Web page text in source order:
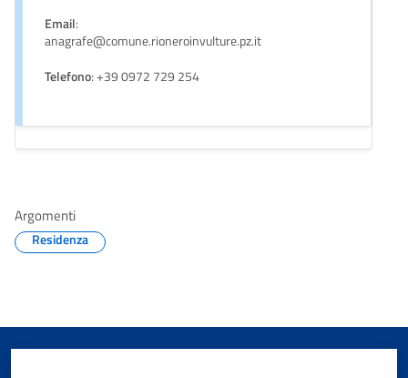
Email:
anagrafe@comune.rioneroinvulture.pz.it
Telefono: +39 0972 729 254
Argomenti
Residenza